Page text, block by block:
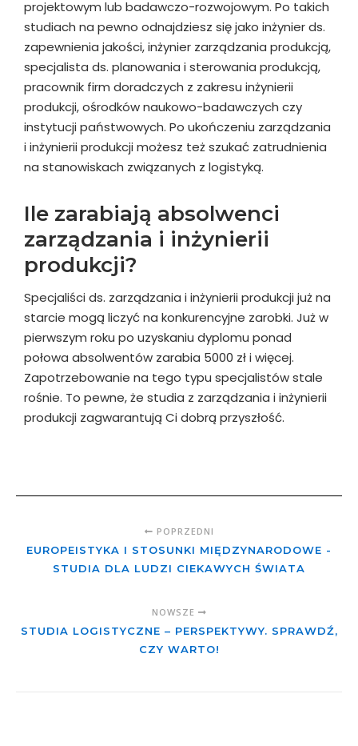
projektowym lub badawczo-rozwojowym. Po takich
studiach na pewno odnajdziesz się jako inżynier ds.
zapewnienia jakości, inżynier zarządzania produkcją,
specjalista ds. planowania i sterowania produkcją,
pracownik firm doradczych z zakresu inżynierii
produkcji, ośrodków naukowo-badawczych czy
instytucji państwowych. Po ukończeniu zarządzania
i inżynierii produkcji możesz też szukać zatrudnienia
na stanowiskach związanych z logistyką.
Ile zarabiają absolwenci
zarządzania i inżynierii
produkcji?
Specjaliści ds. zarządzania i inżynierii produkcji już na
starcie mogą liczyć na konkurencyjne zarobki. Już w
pierwszym roku po uzyskaniu dyplomu ponad
połowa absolwentów zarabia 5000 zł i więcej.
Zapotrzebowanie na tego typu specjalistów stale
rośnie. To pewne, że studia z zarządzania i inżynierii
produkcji zagwarantują Ci dobrą przyszłość.
POPRZEDNI
EUROPEISTYKA I STOSUNKI MIĘDZYNARODOWE -
STUDIA DLA LUDZI CIEKAWYCH ŚWIATA
NOWSZE
STUDIA LOGISTYCZNE – PERSPEKTYWY. SPRAWDŹ,
CZY WARTO!